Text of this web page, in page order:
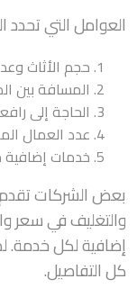
العوامل التي
حجم الأثاث
المسافة بين
الحاجة إلى
عدد العمال
خدمات إضافية
بعض الشركات
والتغليف في سعر
إضافية لكل خدمة.
كل التفاصيل.